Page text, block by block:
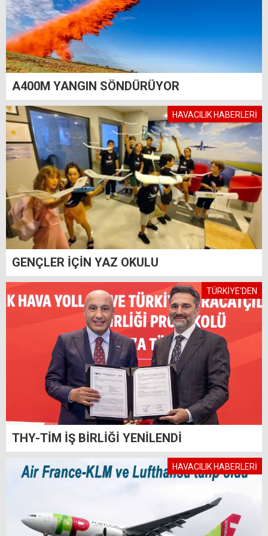
A400M YANGIN SÖNDÜRÜYOR
HAVACILIK HABERLERİ
GENÇLER İÇİN YAZ OKULU
TÜRKİYE'DEN
THY-TİM İŞ BİRLİĞİ YENİLENDİ
HAVACILIK HABERLERİ